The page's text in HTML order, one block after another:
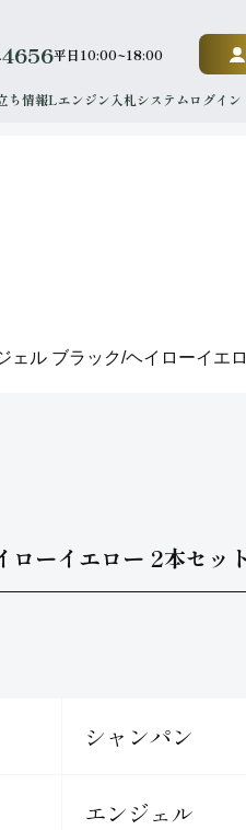
ち情報Lエンジン入札システムログイン
平日10:00~18:00
ェル ブラック/ヘイローイエ
ローイエロー 2本セッ
シャンパン
エンジェル